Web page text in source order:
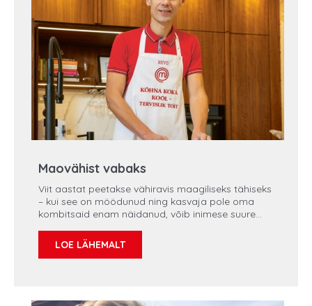
Maovähist vabaks
Viit aastat peetakse vähiravis maagiliseks tähiseks
– kui see on möödunud ning kasvaja pole oma
kombitsaid enam näidanud, võib inimese suure
Toitumisterapeudil ja kogemusnõustajal Revo
Türkil (41) on maovähidiagnoosi saamisest
unenägu ja vale leid, ühel hetkel aga mõistsin, et
LOE LÄHEMALT